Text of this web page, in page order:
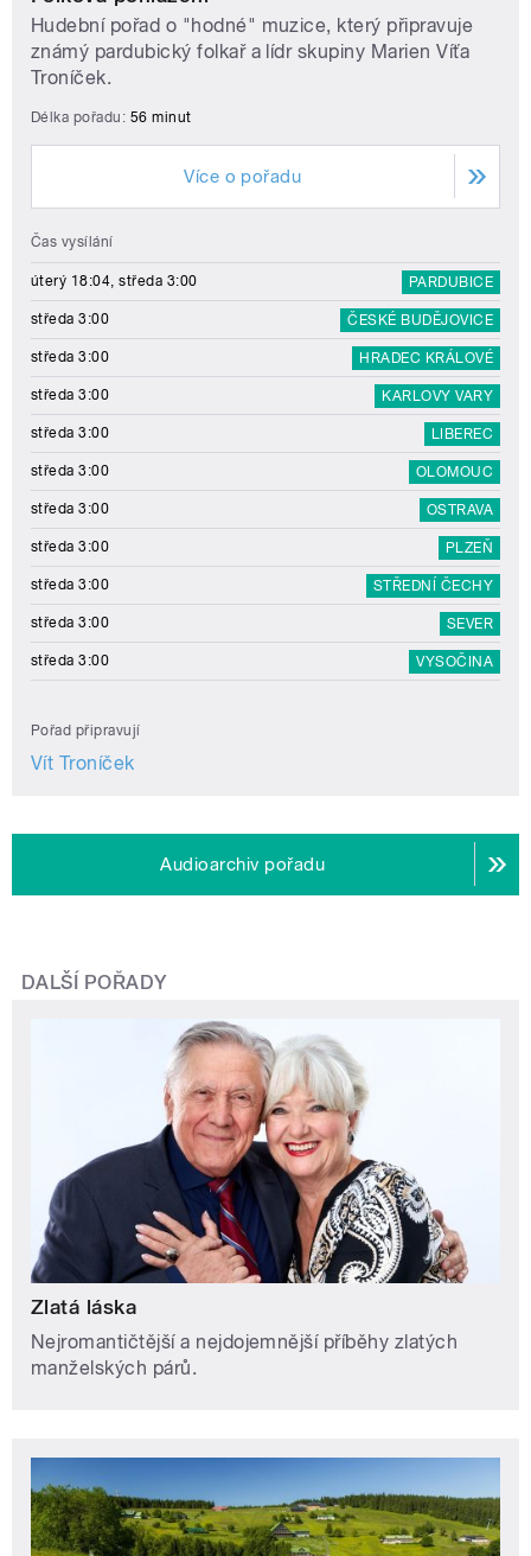
Hudební pořad o "hodné" muzice, který připravuje
známý pardubický folkař a lídr skupiny Marien Víťa
Troníček.
Délka pořadu: 56 minut
Více o pořadu
Čas vysílání
úterý 18:04, středa 3:00 PARDUBICE
středa 3:00 ČESKÉ BUDĚJOVICE
středa 3:00 HRADEC KRÁLOVÉ
středa 3:00 KARLOVY VARY
středa 3:00 LIBEREC
středa 3:00 OLOMOUC
středa 3:00 OSTRAVA
středa 3:00 PLZEŇ
středa 3:00 STŘEDNÍ ČECHY
středa 3:00 SEVER
středa 3:00 VYSOČINA
Pořad připravují
Vít Troníček
Audioarchiv pořadu
DALŠÍ POŘADY
Zlatá láska
Nejromantičtější a nejdojemnější příběhy zlatých
manželských párů.